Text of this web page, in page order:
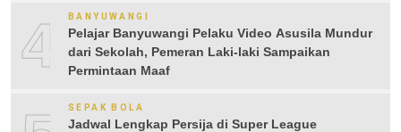
4 BANYUWANGI
Pelajar Banyuwangi Pelaku Video Asusila Mundur
dari Sekolah, Pemeran Laki-laki Sampaikan
Permintaan Maaf
SEPAK BOLA
Jadwal Lengkap Persija di Super League